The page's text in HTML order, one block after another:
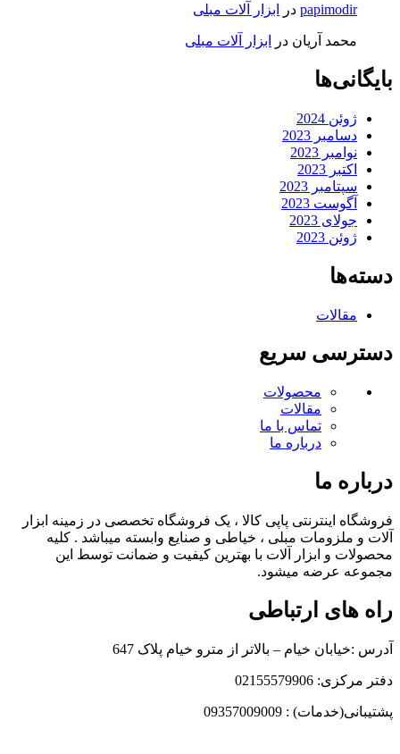
papimodir در ابزار آلات مبلی
محمد آریان در ابزار آلات مبلی
بایگانی‌ها
ژوئن 2024
دسامبر 2023
نوامبر 2023
اکتبر 2023
سپتامبر 2023
آگوست 2023
جولای 2023
ژوئن 2023
دسته‌ها
مقالات
دسترسی سریع
محصولات
مقالات
تماس با ما
درباره ما
درباره ما
فروشگاه اینترنتی پاپی کالا ، یک فروشگاه تخصصی در زمینه ابزار
آلات و ملزومات مبلی ، خیاطی و صنایع وابسته میباشد . کلیه
محصولات و ابزار آلات با بهترین کیفیت و ضمانت توسط این
مجموعه عرضه میشود.
راه های ارتباطی
آدرس :خیابان خیام – بالاتر از مترو خیام پلاک 647
دفتر مرکزی: 02155579906
پشتیبانی(خدمات) : 09357009009